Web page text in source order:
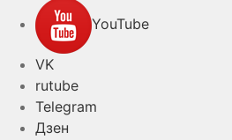
YouTube
VK
rutube
Telegram
Дзен